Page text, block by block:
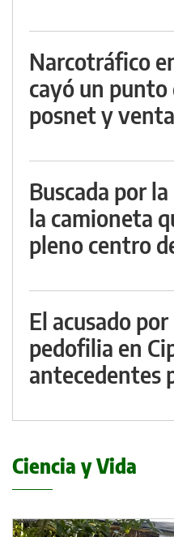
Narcotráfico
cayó un punto
posnet y
Buscada por
la camioneta
pleno centro
El acusado
pedofilia en
antecedentes
Ciencia y Vida